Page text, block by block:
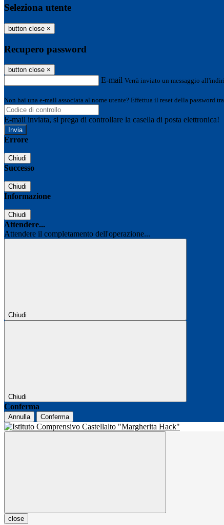
Seleziona utente
button close ×
Recupero password
button close ×
E-mail Verrà inviato un messaggio
Non hai una e-mail associata al nome utente? Effettua il reset della password
E-mail inviata, si prega di controllare la casella di posta elettronica!
Errore
Chiudi
Successo
Chiudi
Informazione
Chiudi
Attendere...
Attendere il completamento dell'operazione...
Chiudi
Chiudi
Conferma
Annulla Conferma
close